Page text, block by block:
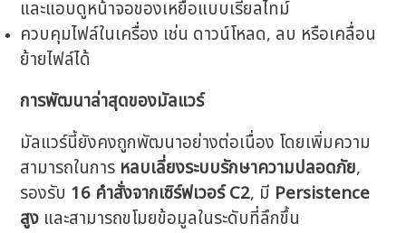
และแอบดูหน้าจอของเหยื่อแบบเรียลไทม์
ควบคุมไฟล์ในเครื่อง เช่น ดาวน์โหลด, ลบ หรือเคลื่อน
ย้ายไฟล์ได้
การพัฒนาล่าสุดของมัลแวร์
มัลแวร์นี้ยังคงถูกพัฒนาอย่างต่อเนื่อง โดยเพิ่มความ
สามารถในการ หลบเลี่ยงระบบรักษาความปลอดภัย,
รองรับ 16 คำสั่งจากเซิร์ฟเวอร์ C2, มี Persistence
สูง และสามารถขโมยข้อมูลในระดับที่ลึกขึ้น